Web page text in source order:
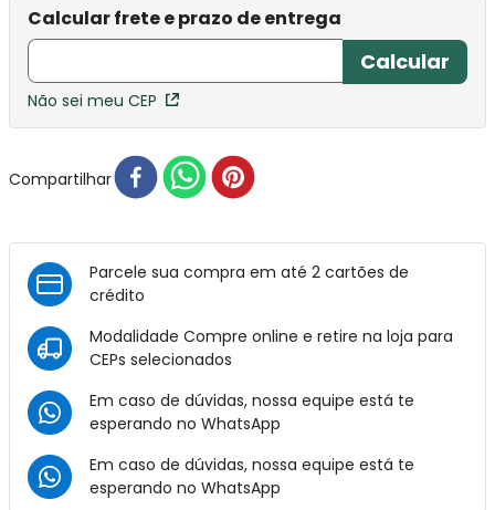
Não sei meu CEP
Compartilhar
Parcele sua compra em até 2 cartões de
crédito
Modalidade Compre online e retire na loja para
CEPs selecionados
Em caso de dúvidas, nossa equipe está te
esperando no WhatsApp
Em caso de dúvidas, nossa equipe está te
esperando no WhatsApp